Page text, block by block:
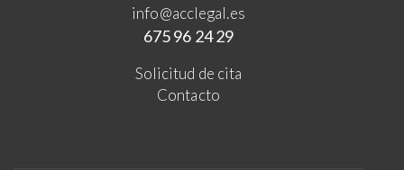
info@acclegal.es
675 96 24 29
Solicitud de cita
Contacto